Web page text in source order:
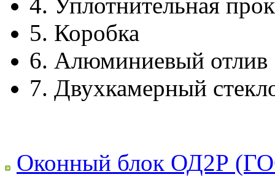
4. Уплотнительная
5. Коробка
6. Алюминиевый отлив
7. Двухкамерный
Оконный блок ОД2Р